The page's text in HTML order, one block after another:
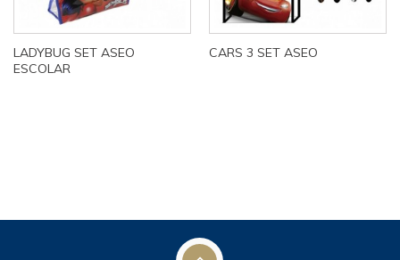
LADYBUG SET ASEO
ESCOLAR
CARS 3 SET ASEO